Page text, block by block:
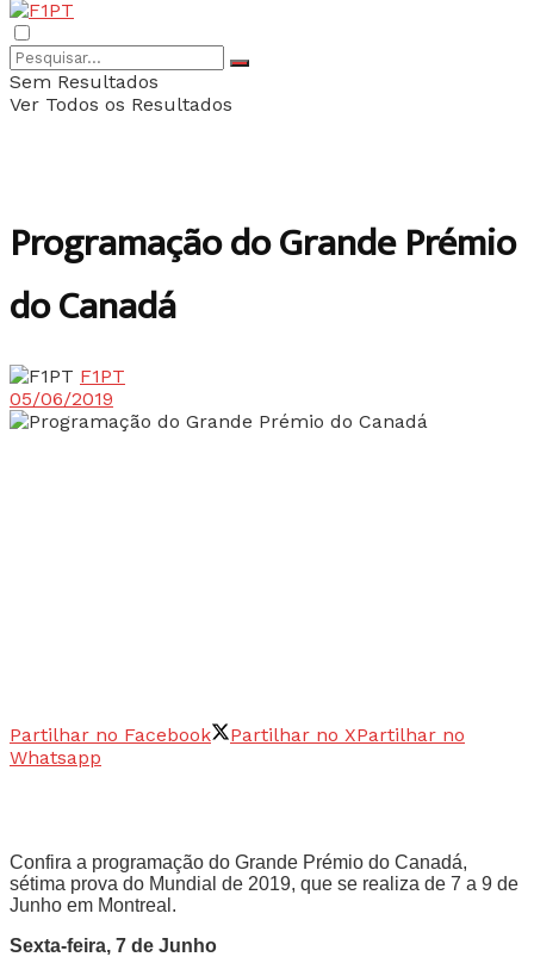
Sem Resultados
Ver Todos os Resultados
Programação do Grande Prémio
do Canadá
F1PT
05/06/2019
Partilhar no Facebook Partilhar no XPartilhar no
Whatsapp
Confira a programação do Grande Prémio do Canadá,
sétima prova do Mundial de 2019, que se realiza de 7 a 9 de
Junho em Montreal.
Sexta-feira, 7 de Junho